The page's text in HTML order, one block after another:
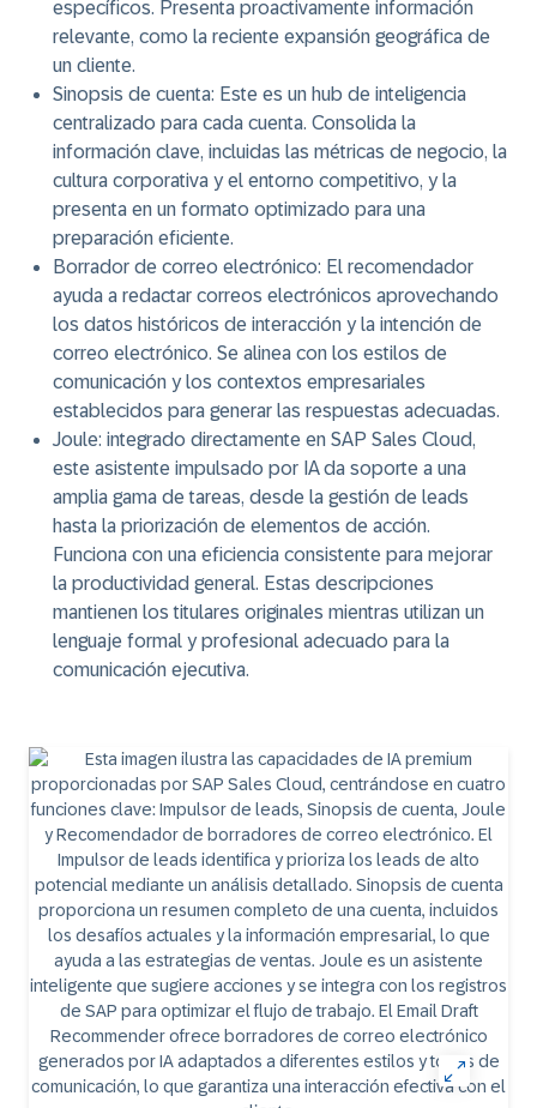
específicos. Presenta proactivamente información
relevante, como la reciente expansión geográfica de
un cliente.
Sinopsis de cuenta: Este es un hub de inteligencia
centralizado para cada cuenta. Consolida la
información clave, incluidas las métricas de negocio, la
cultura corporativa y el entorno competitivo, y la
presenta en un formato optimizado para una
preparación eficiente.
Borrador de correo electrónico: El recomendador
ayuda a redactar correos electrónicos aprovechando
los datos históricos de interacción y la intención de
correo electrónico. Se alinea con los estilos de
comunicación y los contextos empresariales
establecidos para generar las respuestas adecuadas.
Joule: integrado directamente en SAP Sales Cloud,
este asistente impulsado por IA da soporte a una
amplia gama de tareas, desde la gestión de leads
hasta la priorización de elementos de acción.
Funciona con una eficiencia consistente para mejorar
la productividad general. Estas descripciones
mantienen los titulares originales mientras utilizan un
lenguaje formal y profesional adecuado para la
comunicación ejecutiva.